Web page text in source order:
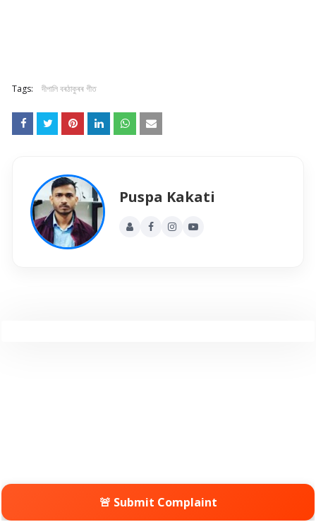
Tags: দীপালি বৰঠাকুৰৰ গীত
Puspa Kakati
🚨 Submit Complaint